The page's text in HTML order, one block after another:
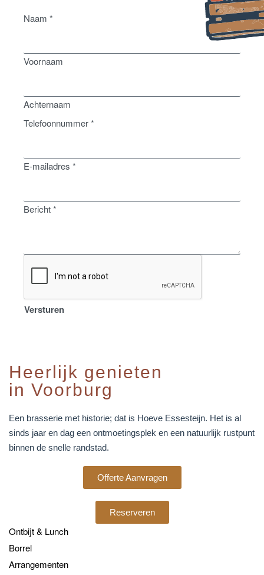
Naam *
Voornaam
Achternaam
Telefoonnummer*
E-mailadres
E-mailadres *
Bericht*
Versturen
Heerlijk genieten
in Voorburg
Een brasserie met historie; dat is Hoeve Essesteijn. Het is al
sinds jaar en dag een ontmoetingsplek en een natuurlijk rustpunt
binnen de snelle randstad.
Offerte Aanvragen
Reserveren
Ontbijt & Lunch
Borrel
Arrangementen